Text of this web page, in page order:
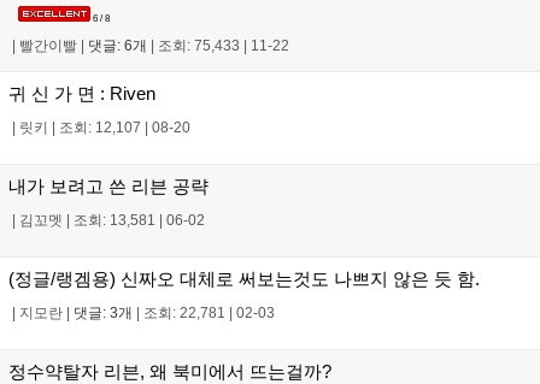
6 / 8
빨간이빨 댓글: 6개 조회: 75,433 11-22
귀 신 가 면 : Riven
릿키 조회: 12,107 08-20
내가 보려고 쓴 리븐 공략
김꼬멧 조회: 13,581 06-02
(정글/랭겜용) 신짜오 대체로 써보는것도 나쁘지 않은 듯 함.
지모란 댓글: 3개 조회: 22,781 02-03
정수약탈자 리븐, 왜 북미에서 뜨는걸까?